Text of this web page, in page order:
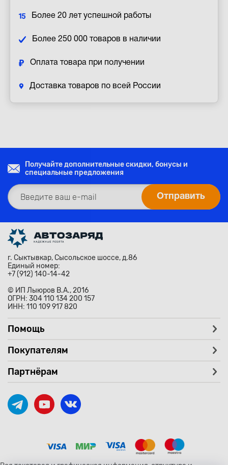
Более 20 лет успешной работы
Более 250 000 товаров в наличии
Оплата товара при получении
Доставка товаров по всей России
Получайте дополнительные скидки, бонусы и
специальные предложения
г. Сыктывкар, Сысольское шоссе, д.86
Единый номер:
+7 (912) 140-14-42
© ИП Лыюров В.А., 2016
ОГРН: 304 110 134 200 157
ИНН: 110 109 917 820
Помощь
Покупателям
Партнёрам